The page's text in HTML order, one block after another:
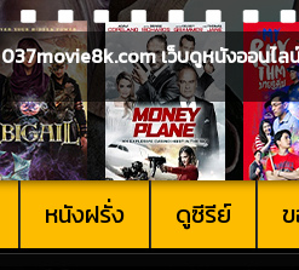
037movie8k.com เว็บดูหนังออนไล
หนังฝรั่ง ดูซีรีย์